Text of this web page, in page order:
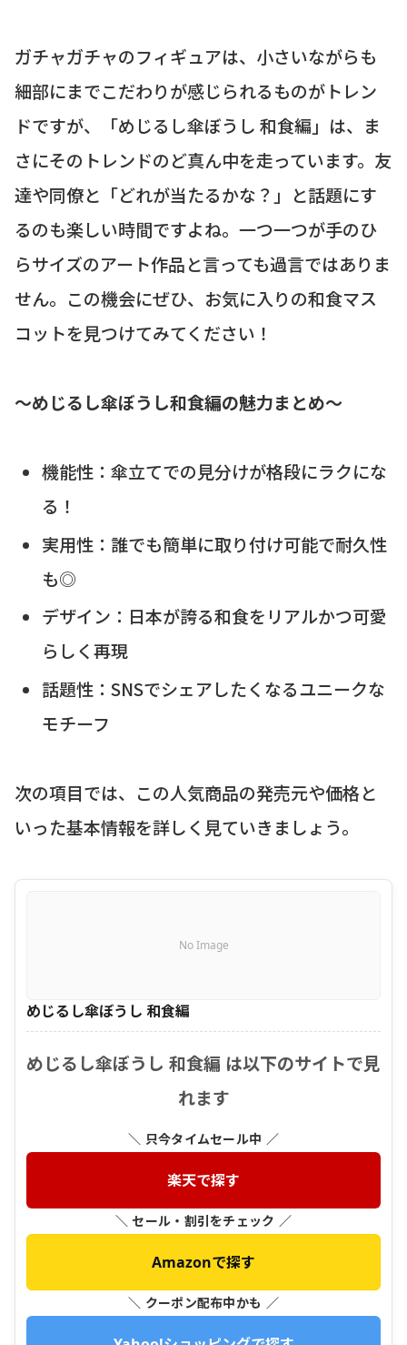
ガチャガチャのフィギュアは、小さいながらも
細部にまでこだわりが感じられるものがトレン
ドですが、「めじるし傘ぼうし 和食編」は、ま
さにそのトレンドのど真ん中を走っています。友
達や同僚と「どれが当たるかな？」と話題にす
るのも楽しい時間ですよね。一つ一つが手のひ
らサイズのアート作品と言っても過言ではありま
せん。この機会にぜひ、お気に入りの和食マス
コットを見つけてみてください！
〜めじるし傘ぼうし和食編の魅力まとめ〜
機能性：傘立てでの見分けが格段にラクにな
る！
実用性：誰でも簡単に取り付け可能で耐久性
も◎
デザイン：日本が誇る和食をリアルかつ可愛
らしく再現
話題性：SNSでシェアしたくなるユニークな
モチーフ
次の項目では、この人気商品の発売元や価格と
いった基本情報を詳しく見ていきましょう。
No Image
めじるし傘ぼうし 和食編
めじるし傘ぼうし 和食編 は以下のサイトで見
れます
＼ 只今タイムセール中 ／
楽天で探す
＼ セール・割引をチェック ／
Amazonで探す
＼ クーポン配布中かも ／